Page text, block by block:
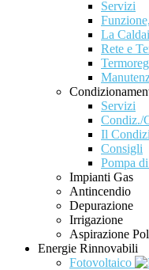
Servizi
La
Rete e
Servizi
Condiz./
Il
Consigli
Pompa
Impianti Gas
Antincendio
Depurazione
Irrigazione
Aspirazione
Energie Rinnovabili
Fotovoltaico